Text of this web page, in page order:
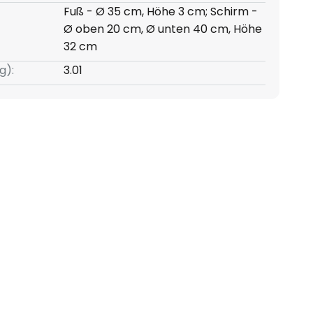
Fuß - Ø 35 cm, Höhe 3 cm; Schirm -
Ø oben 20 cm, Ø unten 40 cm, Höhe
32 cm
3.01